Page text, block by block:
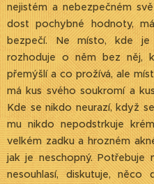
nejistém a nebezpečném
dost pochybné hodnoty,
bezpečí. Ne místo, kde
rozhoduje o něm bez něj,
přemýšlí a co prožívá, ale
má kus svého soukromí a
Kde se nikdo neurazí, když
mu nikdo nepodstrkuje
velkém zadku a hrozném
jak je neschopný.
nesouhlasí, diskutuje,